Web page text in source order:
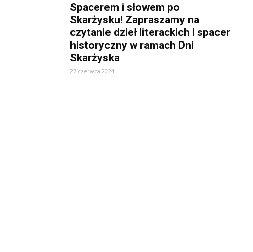
Spacerem i słowem po
Skarżysku! Zapraszamy na
czytanie dzieł literackich i spacer
historyczny w ramach Dni
Skarżyska
27 czerwca 2024